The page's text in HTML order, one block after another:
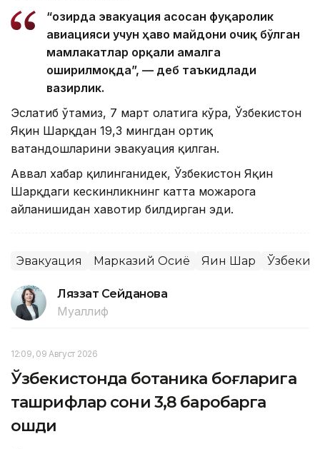
“Ҳозирда эвакуация асосан фуқаролик
авиацияси учун ҳаво майдони очиқ бўлган
мамлакатлар орқали амалга
оширилмоқда”, — деб таъкидлади
вазирлик.
Эслатиб ўтамиз, 7 март ҳолатига кўра, Ўзбекистон
Яқин Шарқдан 19,3 мингдан ортиқ
ватандошларини эвакуация қилган.
Аввал хабар қилинганидек, Ўзбекистон Яқин
Шарқдаги кескинликнинг катта можарога
айланишидан хавотир билдирган эди.
Эвакуация Марказий Осиё Яқин Шарқ
Ляззат Сейданова
Муаллиф
12:09, 09 Август 2026
Ўзбекистонда ботаника боғларига
ташрифлар сони 3,8 баробарга
ошди